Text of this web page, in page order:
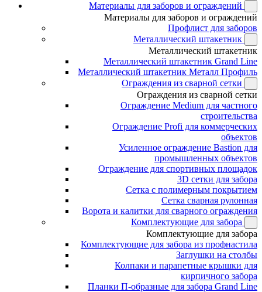
Материалы для заборов и ограждений
Материалы для заборов и ограждений
Профлист для заборов
Металлический штакетник
Металлический штакетник
Металлический штакетник Grand Line
Металлический штакетник Металл Профиль
Ограждения из сварной сетки
Ограждения из сварной сетки
Ограждение Medium для частного
строительства
Ограждение Profi для коммерческих
объектов
Усиленное ограждение Bastion для
промышленных объектов
Ограждение для спортивных площадок
3D сетки для забора
Сетка с полимерным покрытием
Сетка сварная рулонная
Ворота и калитки для сварного ограждения
Комплектующие для забора
Комплектующие для забора
Комплектующие для забора из профнастила
Заглушки на столбы
Колпаки и парапетные крышки для
кирпичного забора
Планки П-образные для забора Grand Line